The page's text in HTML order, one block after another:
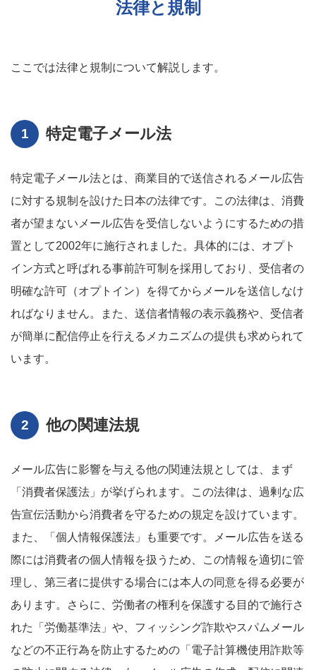
法律と規制
ここでは法律と規制について解説します。
特定電子メール法
特定電子メール法とは、商業目的で送信されるメール広告
に対する規制を設けた日本の法律です。この法律は、消費
者が望まないメール広告を受信しないようにするための措
置として2002年に施行されました。具体的には、オプト
イン方式と呼ばれる事前許可制を採用しており、受信者の
明確な許可（オプトイン）を得てからメールを送信しなけ
ればなりません。また、送信者情報の表示義務や、受信者
が簡単に配信停止を行えるメカニズムの提供も求められて
います。
他の関連法規
メール広告に影響を与える他の関連法規としては、まず
「消費者保護法」が挙げられます。この法律は、過剰な広
告宣伝活動から消費者を守るための規定を設けています。
また、「個人情報保護法」も重要です。メール広告を送る
際には消費者の個人情報を扱うため、この情報を適切に管
理し、第三者に提供する場合には本人の同意を得る必要が
あります。さらに、労働者の権利を保護する目的で施行さ
れた「労働基準法」や、フィッシング詐欺やスパムメール
などの不正行為を防止するための「電子計算機使用詐欺等